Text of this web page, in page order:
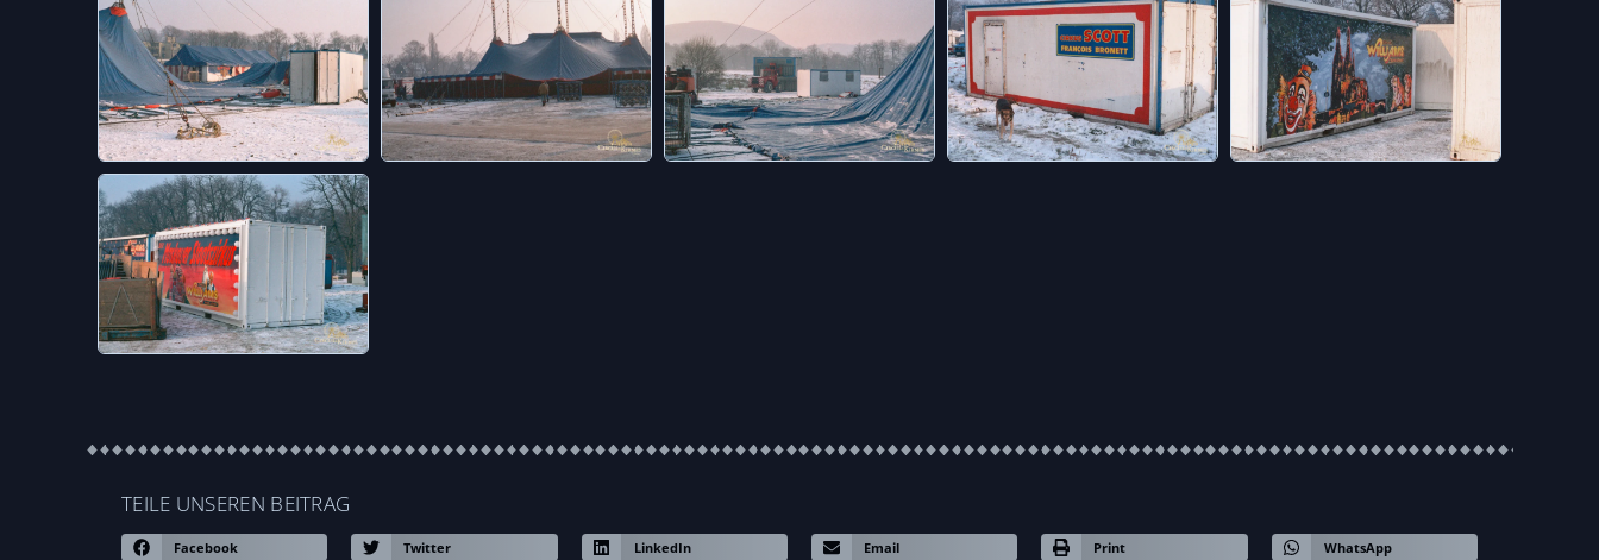
TEILE UNSEREN BEITRAG
Facebook Twitter LinkedIn Email Print WhatsApp